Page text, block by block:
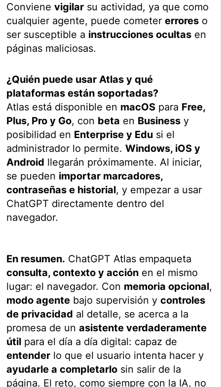
Convienevigilar su actividad, ya que como
cualquier agente, puede cometererrores o
ser susceptible a instrucciones ocultas en
páginas maliciosas.
¿Quién puede usar Atlas y qué
plataformas están soportadas?
Atlas está disponible en macOS para Free,
Plus, Pro y Go, con beta en Business y
posibilidad en Enterprise y Edu si el
administrador lo permite.Windows, iOS y
Android llegarán próximamente. Al iniciar,
se pueden importar marcadores,
contraseñas e historial, y empezar a usar
ChatGPT directamente dentro del
navegador.
En resumen. ChatGPT Atlas empaqueta
consulta, contexto y acción en el mismo
lugar: el navegador. Con memoria opcional,
modo agente bajo supervisión ycontroles
de privacidad al detalle, se acerca a la
promesa de unasistente verdaderamente
útil para el día a día digital: capaz de
entender lo que el usuario intenta hacer y
ayudarle a completarlo sin salir de la
página. El reto, como siempre con la IA, no